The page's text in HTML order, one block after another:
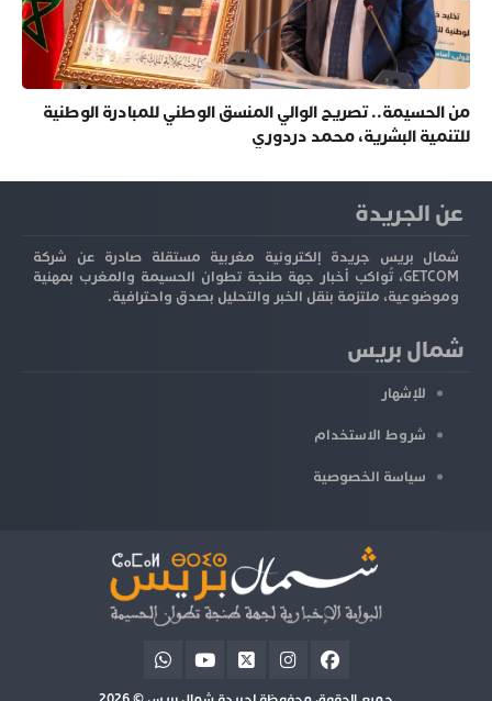
من الحسيمة.. تصريح الوالي المنسق الوطني للمبادرة الوطنية
للتنمية البشرية، محمد دردوري
عن الجريدة
شمال بريس جريدة إلكترونية مغربية مستقلة صادرة عن شركة
GETCOM، تُواكب أخبار جهة طنجة تطوان الحسيمة والمغرب بمهنية
وموضوعية، ملتزمة بنقل الخبر والتحليل بصدق واحترافية.
شمال بريس
للإشهار
شروط الاستخدام
سياسة الخصوصية